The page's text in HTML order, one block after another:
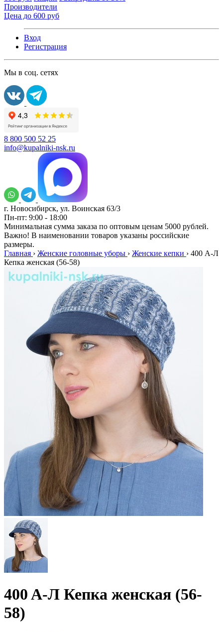
Производители
Цена до 600 руб
Вход
Регистрация
Мы в соц. сетях
8 800 500 52 25
info@kupalniki-nsk.ru
г. Новосибирск, ул. Воинская 63/3
Пн-пт: 9:00 - 18:00
Минимальная сумма заказа по оптовым ценам 5000 рублей.
Важно! В наименовании товаров указаны российские
размеры.
Главная › Женские головные уборы › Женские кепки › 400 A-Л
Кепка женская (56-58)
400 A-Л Кепка женская (56-
58)